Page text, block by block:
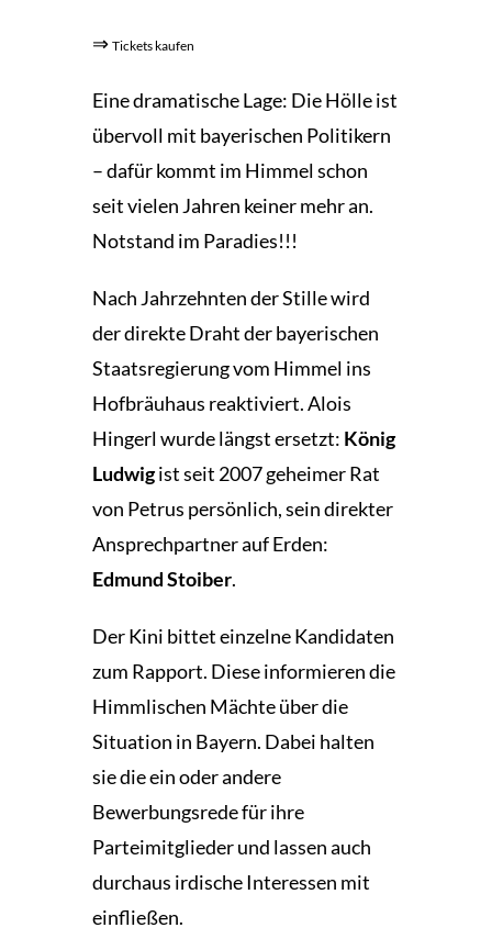
⇒ Tickets kaufen
Eine dramatische Lage: Die Hölle ist
übervoll mit bayerischen Politikern
– dafür kommt im Himmel schon
seit vielen Jahren keiner mehr an.
Notstand im Paradies!!!
Nach Jahrzehnten der Stille wird
der direkte Draht der bayerischen
Staatsregierung vom Himmel ins
Hofbräuhaus reaktiviert. Alois
Hingerl wurde längst ersetzt: König
Ludwigist seit 2007 geheimer Rat
von Petrus persönlich, sein direkter
Ansprechpartner auf Erden:
Edmund Stoiber.
Der Kini bittet einzelne Kandidaten
zum Rapport. Diese informieren die
Himmlischen Mächte über die
Situation in Bayern. Dabei halten
sie die ein oder andere
Bewerbungsrede für ihre
Parteimitglieder und lassen auch
durchaus irdische Interessen mit
einfließen.